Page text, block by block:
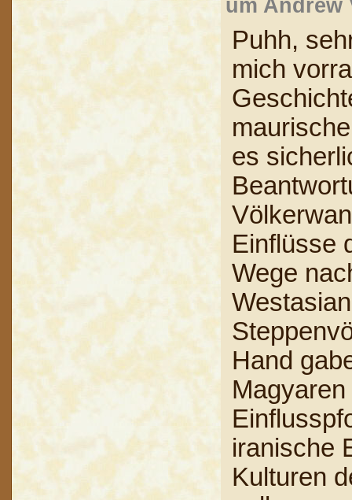
um Andrew
Puhh,
mich
es
Einflüsse
Wege
Hand
iranische
Kulturen